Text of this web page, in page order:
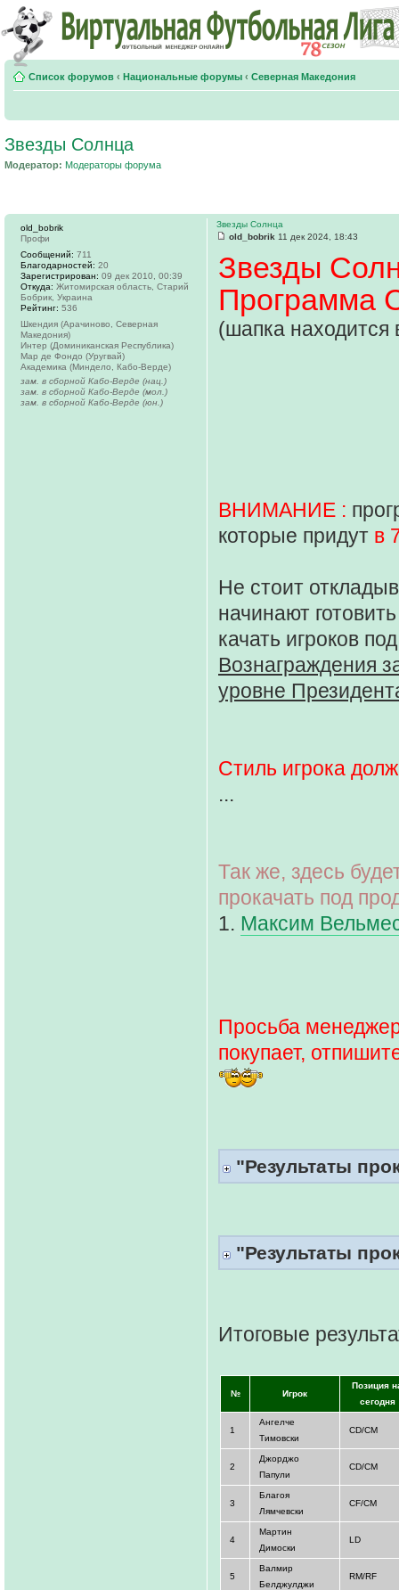
Список форумов ‹ Национальные форумы ‹ Северная Македония
Звезды Солнца
Модератор: Модераторы форума
Звезды Солнца
old_bobrik 11 дек 2024, 18:43
Звезды
Программа
(шапка находится
ВНИМАНИЕ :
которые придут в
Не стоит
начинают
качать игроков
Вознаграждения
уровне
Стиль игрока
...
Так же, здесь
прокачать под
1. Максим
Просьба
покупает,
"Результаты
"Результаты
Итоговые
№ Игрок
Позиция
сегодня
1
Ангелче
Тимовски
CD/СМ
2
Джорджо
Папули
CD/CM
3
Благоя
Лямчевски
CF/CM
4
Мартин
Димоски
LD
5
Валмир
Белджулджи
RM/RF
old_bobrik
Профи
Сообщений: 711
Благодарностей: 20
Зарегистрирован: 09 дек 2010, 00:39
Откуда: Житомирская область, Старий
Бобрик, Украина
Рейтинг: 536
Шкендия (Арачиново, Северная
Македония)
Интер (Доминиканская Республика)
Мар де Фондо (Уругвай)
Академика (Миндело, Кабо-Верде)
зам. в сборной Кабо-Верде (нац.)
зам. в сборной Кабо-Верде (мол.)
зам. в сборной Кабо-Верде (юн.)